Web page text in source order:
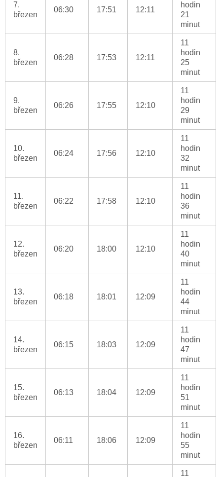
7.
březen
06:30 17:51 12:11
hodin
21
minut
8.
březen
06:28 17:53 12:11
11
hodin
25
minut
9.
březen
06:26 17:55 12:10
11
hodin
29
minut
10.
březen
06:24 17:56 12:10
11
hodin
32
minut
11.
březen
06:22 17:58 12:10
11
hodin
36
minut
12.
březen
06:20 18:00 12:10
11
hodin
40
minut
13.
březen
06:18 18:01 12:09
11
hodin
44
minut
14.
březen
06:15 18:03 12:09
11
hodin
47
minut
15.
březen
06:13 18:04 12:09
11
hodin
51
minut
16.
březen
06:11 18:06 12:09
11
hodin
55
minut
11